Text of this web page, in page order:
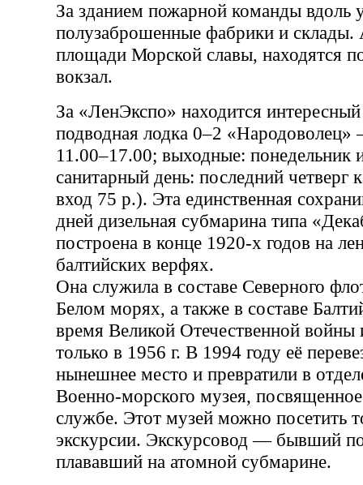
За зданием пожарной команды вдоль
полузаброшенные фабрики и
площади Морской славы, находятся
вокзал.
За «ЛенЭкспо» находится
подводная лодка 0–2 «Народоволец»
11.00–17.00; выходные: понедельник
санитарный день: последний четверг
вход 75 р.). Эта единственная
дней дизельная субмарина типа
построена в конце 1920-х годов на
балтийских верфях.
Она служила в составе Северного
Белом морях, а также в составе
время Великой Отечественной войны
только в 1956 г. В 1994 году её
нынешнее место и превратили в
Военно-морского музея,
службе. Этот музей можно посетить
экскурсии. Экскурсовод — бывший
плававший на атомной субмарине.